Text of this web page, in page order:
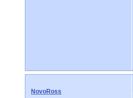
NovoRoss